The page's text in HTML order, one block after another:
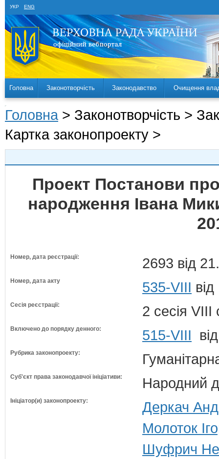
УКР ENG
Головна Законотворчість Законодавство Очищення
Головна > Законотворчість >
Картка законопроекту >
Проект Постанови
народження Івана
Номер, дата реєстрації: 2693 від
Номер, дата акту 535-VIII
Сесія реєстрації: 2 сесія VIII
Включено до порядку денного: 515-VIII
Рубрика законопроекту:
Суб'єкт права законодавчої ініціативи: Народний
Ініціатор(и) законопроекту:
Деркач
Молоток
Шуфрич